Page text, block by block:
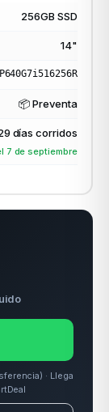
256GB SSD
14"
📦 Preventa
días corridos
7 de septiembre
· Llega